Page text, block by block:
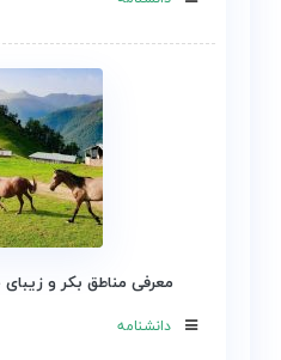
معرفی مناطق بکر و
دانشنامه